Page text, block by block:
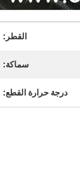
القطر:
سماكة:
درجة حرارة القطع: